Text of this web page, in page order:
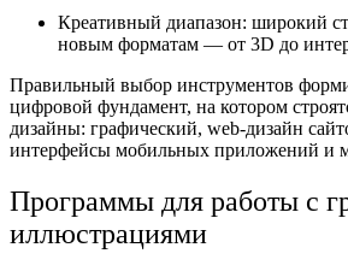
Креативный диапазон: широкий
новым форматам — от 3D до
Правильный выбор инструментов
цифровой фундамент, на котором
дизайны: графический, web-дизайн
интерфейсы мобильных приложений и
Программы для работы с
иллюстрациями